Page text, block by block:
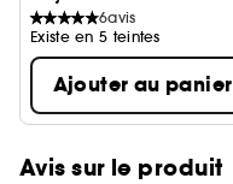
6avis
Existe en 5 teintes
Ajouter au panier
Avis sur le produit